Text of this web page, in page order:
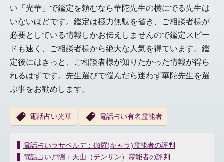
い「光華」で鑑定を頼むなら華陀先生の横にでる先生は
いないほどです。鑑定は極力無駄を省き、ご相談者様が
必要としている情報しかお伝えしませんので鑑定スピー
ドも速く、ご相談者様から絶大な人気を得ています。鑑
定後にはきっと、ご相談者様が知りたかった情報が得ら
れるはずです。先生選びで悩んだら迷わず華陀先生を選
ぶ事をお勧めします。
電話占い光華 電話占い有名霊能者
投
稿
電話占いラサベルデ：伽羅(キャラ)霊能者の評判
電話占い戸隠：天山（テンザン）霊能者の評判